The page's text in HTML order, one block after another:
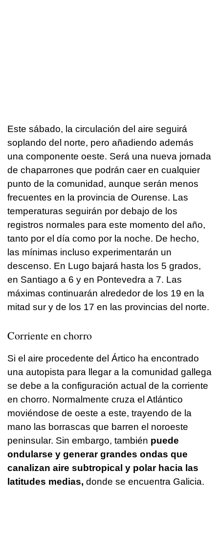
Este sábado, la circulación del aire seguirá
soplando del norte, pero añadiendo además
una componente oeste. Será una nueva jornada
de chaparrones que podrán caer en cualquier
punto de la comunidad, aunque serán menos
frecuentes en la provincia de Ourense. Las
temperaturas seguirán por debajo de los
registros normales para este momento del año,
tanto por el día como por la noche. De hecho,
las mínimas incluso experimentarán un
descenso. En Lugo bajará hasta los 5 grados,
en Santiago a 6 y en Pontevedra a 7. Las
máximas continuarán alrededor de los 19 en la
mitad sur y de los 17 en las provincias del norte.
Corriente en chorro
Si el aire procedente del Ártico ha encontrado
una autopista para llegar a la comunidad gallega
se debe a la configuración actual de la corriente
en chorro. Normalmente cruza el Atlántico
moviéndose de oeste a este, trayendo de la
mano las borrascas que barren el noroeste
peninsular. Sin embargo, también puede
ondularse y generar grandes ondas que
canalizan aire subtropical y polar hacia las
latitudes medias, donde se encuentra Galicia.